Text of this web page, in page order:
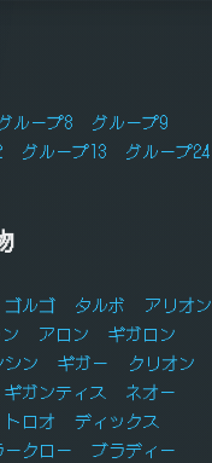
ループ8
グループ9
グループ13
グループ24
ゴルゴ タルボ
アリオン
アロン
ギガロン
シン ギガー
クリオン
ギガンティス
ネオー
トロオ
ディックス
ークロー
ブラディー